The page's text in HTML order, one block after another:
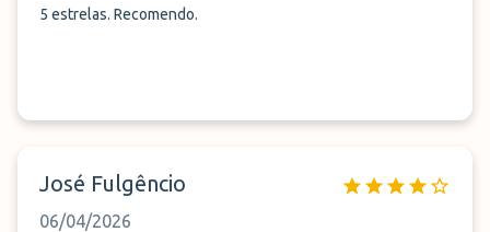
5 estrelas. Recomendo.
José Fulgêncio
06/04/2026